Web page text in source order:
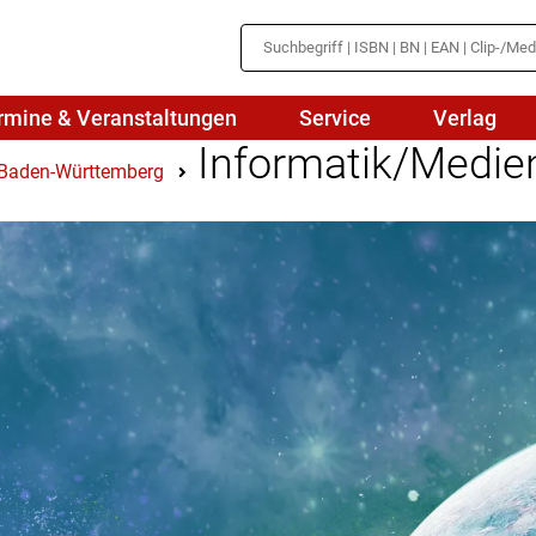
Medienbildung
Naturwissenschaften/NuT
Physik
Politik
Religion
Spanisch
& Veranstaltungen Service Verlag
Württemberg Informatik/